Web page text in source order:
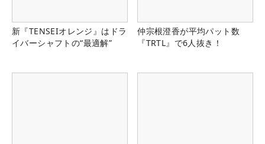
新『TENSEIオレンジ』はドラ
イバーシャフトの“最適解”
仲宗根澄香が平均パット数
『TRTL』で6人抜き！